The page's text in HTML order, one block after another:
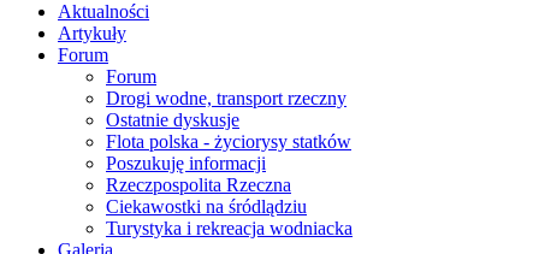
Aktualności
Artykuły
Forum
Forum
Drogi wodne, transport rzeczny
Ostatnie dyskusje
Flota polska - życiorysy statków
Poszukuję informacji
Rzeczpospolita Rzeczna
Ciekawostki na śródlądziu
Turystyka i rekreacja wodniacka